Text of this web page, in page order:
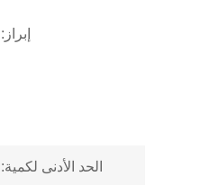
إبراز:
الحد الأدنى لكمية: